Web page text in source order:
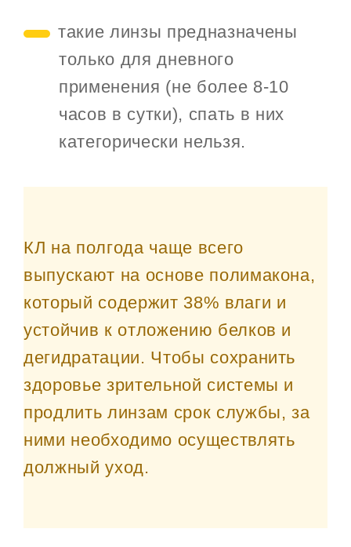
такие линзы предназначены
только для дневного
применения (не более 8-10
часов в сутки), спать в них
категорически нельзя.
КЛ на полгода чаще всего
выпускают на основе полимакона,
который содержит 38% влаги и
устойчив к отложению белков и
дегидратации. Чтобы сохранить
здоровье зрительной системы и
продлить линзам срок службы, за
ними необходимо осуществлять
должный уход.